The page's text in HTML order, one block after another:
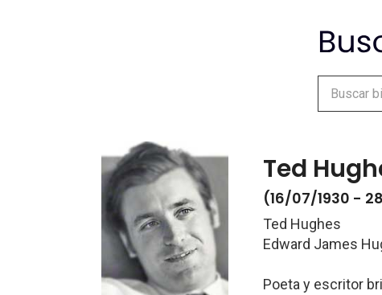
Ted
(16/07/1930 -
Ted Hughes
Edward James
Poeta y escritor